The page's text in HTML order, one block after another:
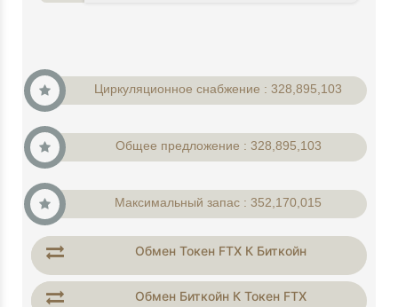
Циркуляционное снабжение : 328,895,103
Общее предложение : 328,895,103
Максимальный запас : 352,170,015
Обмен Токен FTX К Биткойн
Обмен Биткойн К Токен FTX